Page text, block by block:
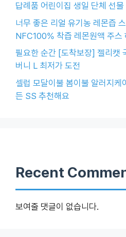
답례품 어린이집 생일 단체 선
너무 좋은 리얼 유기농 레몬즙
NFC100% 착즙 레몬원액 주스
필요한 순간 [도착보장] 젤리캣
버니 L 최저가 도전
셀럽 모달이불 봄이불 알러지케
든 SS 추천해요
Recent
보여줄 댓글이 없습니다.